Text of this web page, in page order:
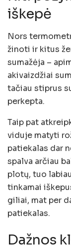
iškepė
Nors
žinoti ir kitus
sumažėja –
akivaizdžiai
tačiau stiprus
perkepta.
Taip pat
viduje matyti
patiekalas dar
spalva arčiau
plotų, tuo
tinkamai
giliai, mat per
patiekalas.
Dažnos